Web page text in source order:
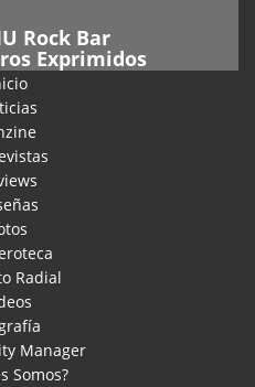
Rock Bar
Exprimidos
Radial
Manager
Somos?